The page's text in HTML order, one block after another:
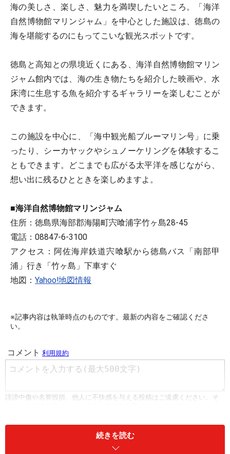
海の美しさ、楽しさ、魅力を満喫したいところ。「海洋
自然博物館マリンジャム」を中心とした施設は、徳島の
海を堪能するのにもってこいな観光スポットです。
徳島と高知との県境近くにある、海洋自然博物館マリン
ジャム館内では、海の生き物たちを紹介した映画や、水
床湾に生息する魚を紹介するギャラリーを楽しむことが
できます。
この施設を中心に、「海中観光船ブルーマリン号」に乗
ったり、シーカヤックやシュノーケリングを体験するこ
ともできます。どこまでも広がる太平洋を感じながら、
想い出に残るひとときを楽しめますよ。
■海洋自然博物館マリンジャム
住所：徳島県海部郡海陽町宍喰浦字竹ヶ島28-45
電話：08847-6-3100
アクセス：阿佐海岸鉄道宍喰駅から徳島バス「南部甲
浦」行き「竹ヶ島」下車すぐ
地図： Yahoo!地図情報
※記事内容は執筆時点のものです。最新の内容をご確認くださ
い。
続きを読む